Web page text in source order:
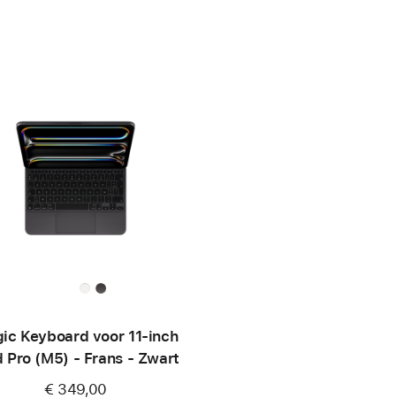
Keyboard voor 11‑inch
Pro (M5) - Frans - Zwart
€ 349,00